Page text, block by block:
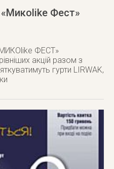
«Микоlike Фест»
ФЕСТ»
акцій разом з
гурти LIRWAK,